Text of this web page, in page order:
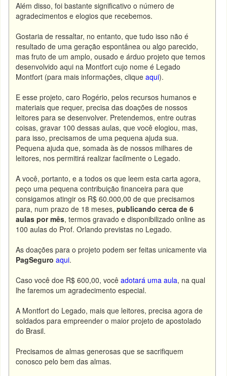
Além disso, foi bastante significativo o número de
agradecimentos e elogios que recebemos.
Gostaria de ressaltar, no entanto, que tudo isso não é
resultado de uma geração espontânea ou algo parecido,
mas fruto de um amplo, ousado e árduo projeto que temos
desenvolvido aqui na Montfort cujo nome é Legado
Montfort (para mais informações, cliqueaqui).
E esse projeto, caro Rogério, pelos recursos humanos e
materiais que requer, precisa das doações de nossos
leitores para se desenvolver. Pretendemos, entre outras
coisas, gravar 100 dessas aulas, que você elogiou, mas,
para isso, precisamos de uma pequena ajuda sua.
Pequena ajuda que, somada às de nossos milhares de
leitores, nos permitirá realizar facilmente o Legado.
A você, portanto, e a todos os que leem esta carta agora,
peço uma pequena contribuição financeira para que
consigamos atingir os R$ 60.000,00 de que precisamos
para, num prazo de 18 meses,publicando cerca de 6
aulas por mês, termos gravado e disponibilizado online as
100 aulas do Prof. Orlando previstas no Legado.
As doações para o projeto podem ser feitas unicamente via
PagSeguro aqui.
Caso você doe R$ 600,00, vocêadotará uma aula, na qual
lhe faremos um agradecimento especial.
A Montfort do Legado, mais que leitores, precisa agora de
soldados para empreender o maior projeto de apostolado
do Brasil.
Precisamos de almas generosas que se sacrifiquem
conosco pelo bem das almas.